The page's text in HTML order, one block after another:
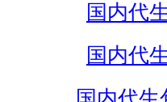
国内代
国内代